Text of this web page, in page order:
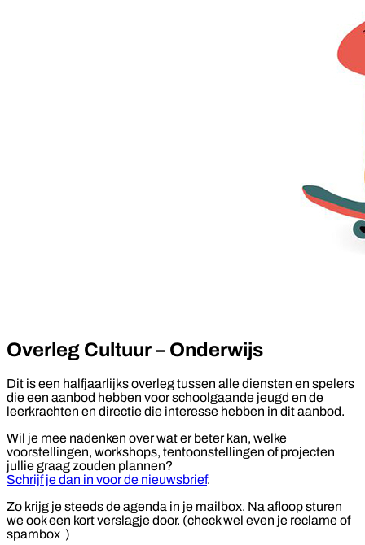
Overleg Cultuur – Onderwijs
Dit is een halfjaarlijks overleg tussen alle diensten en spelers
die een aanbod hebben voor schoolgaande jeugd en de
leerkrachten en directie die interesse hebben in dit aanbod.
Wil je mee nadenken over wat er beter kan, welke
voorstellingen, workshops, tentoonstellingen of projecten
jullie graag zouden plannen?
Schrijf je dan in voor de nieuwsbrief.
Zo krijg je steeds de agenda in je mailbox. Na afloop sturen
we ook een kort verslagje door. (check wel even je reclame of
spambox )